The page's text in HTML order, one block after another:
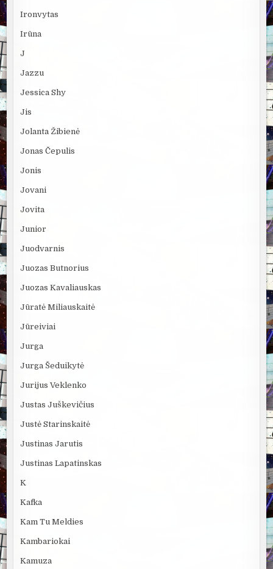
Ironvytas
Irūna
J
Jazzu
Jessica Shy
Jis
Jolanta Žibienė
Jonas Čepulis
Jonis
Jovani
Jovita
Junior
Juodvarnis
Juozas Butnorius
Juozas Kavaliauskas
Jūratė Miliauskaitė
Jūreiviai
Jurga
Jurga Šeduikytė
Jurijus Veklenko
Justas Juškevičius
Justė Starinskaitė
Justinas Jarutis
Justinas Lapatinskas
K
Kafka
Kam Tu Meldies
Kambariokai
Kamuza